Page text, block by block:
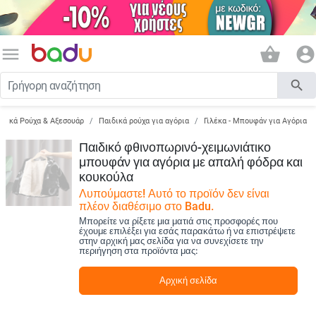
menu shopping_basket account_circle
search
Ρούχα & Αξεσουάρ Παιδικά ρούχα για αγόρια Γιλέκα - Μπουφάν για Αγόρια
Παιδικό φθινοπωρινό-χειμωνιάτικο
μπουφάν για αγόρια με απαλή φόδρα και
κουκούλα
Λυπούμαστε! Αυτό το προϊόν δεν είναι
πλέον διαθέσιμο στο Badu.
Μπορείτε να ρίξετε μια ματιά στις προσφορές που
έχουμε επιλέξει για εσάς παρακάτω ή να επιστρέψετε
στην αρχική μας σελίδα για να συνεχίσετε την
περιήγηση στα προϊόντα μας:
Αρχική σελίδα